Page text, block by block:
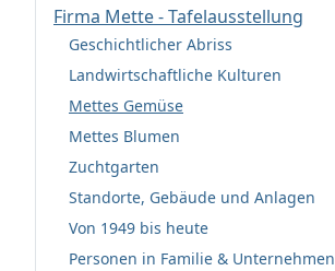
Firma Mette - Tafelausstellung
Geschichtlicher Abriss
Landwirtschaftliche Kulturen
Mettes Gemüse
Mettes Blumen
Zuchtgarten
Standorte, Gebäude und Anlagen
Von 1949 bis heute
Personen in Familie & Unternehmen